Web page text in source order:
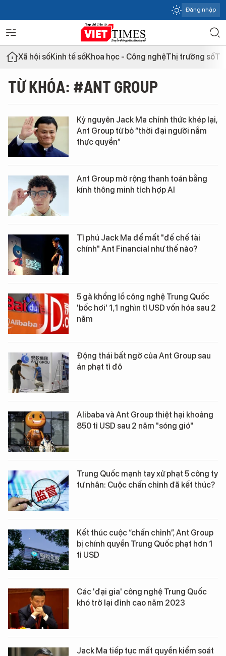
Đăng nhập
Xã hội sốKinh tế sốKhoa học - Công nghệThị trường số
TỪ KHÓA: #ANT GROUP
Kỷ nguyên Jack Ma chính thức khép lại,
Ant Group từ bỏ “thời đại người nắm
thực quyền”
Ant Group mở rộng thanh toán bằng
kính thông minh tích hợp AI
Tỉ phú Jack Ma để mất "đế chế tài
chính" Ant Financial như thế nào?
5 gã khổng lồ công nghệ Trung Quốc
'bốc hơi' 1,1 nghìn tỉ USD vốn hóa sau 2
năm
Động thái bất ngờ của Ant Group sau
án phạt tỉ đô
Alibaba và Ant Group thiệt hại khoảng
850 tỉ USD sau 2 năm "sóng gió"
Trung Quốc mạnh tay xử phạt 5 công ty
tư nhân: Cuộc chấn chỉnh đã kết thúc?
Kết thúc cuộc “chấn chỉnh”, Ant Group
bị chính quyền Trung Quốc phạt hơn 1
tỉ USD
Các 'đại gia' công nghệ Trung Quốc
khó trở lại đỉnh cao năm 2023
Jack Ma tiếp tục mất quyền kiểm soát